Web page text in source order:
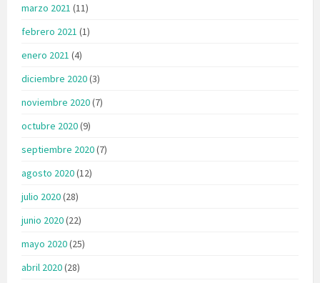
marzo 2021 (11)
febrero 2021 (1)
enero 2021 (4)
diciembre 2020(3)
noviembre 2020(7)
octubre 2020(9)
septiembre 2020(7)
agosto 2020(12)
julio 2020(28)
junio 2020(22)
mayo 2020(25)
abril 2020(28)